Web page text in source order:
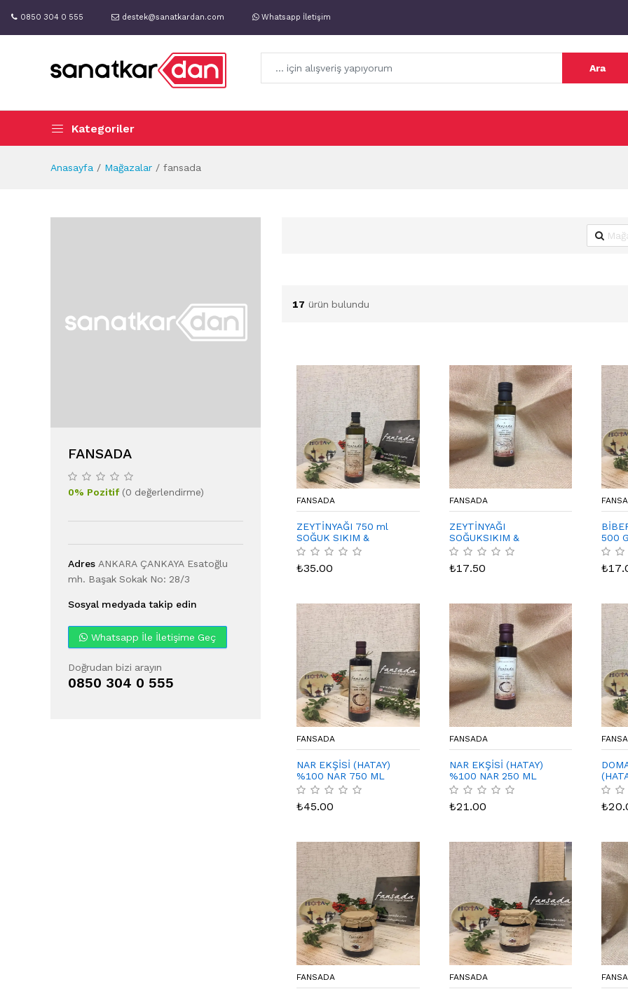
0850 304 0 555 destek@sanatkardan.com Whatsapp İletişim
Ara
Kategoriler
Anasayfa Mağazalar fansada
FANSADA
0% Pozitif(0 değerlendirme)
Adres ANKARA ÇANKAYA Esatoğlu
mh. Başak Sokak No: 28/3
Sosyal medyada takip edin
Whatsapp İle İletişime Geç
Doğrudan bizi arayın
0850 304 0 555
17 ürün bulundu
FANSADA
ZEYTİNYAĞI 750 ml
SOĞUK SIKIM &
FİLTRESİZ (HATAY)
₺35.00
FANSADA
ZEYTİNYAĞI
SOĞUKSIKIM &
FİLTRESİZ 250 ml
(Hatay)
₺17.50
500
₺
FANSADA
NAR EKŞİSİ (HATAY)
%100 NAR 750 ML
₺45.00
FANSADA
NAR EKŞİSİ (HATAY)
%100 NAR 250 ML
₺21.00 ₺
FANSADA FANSADA